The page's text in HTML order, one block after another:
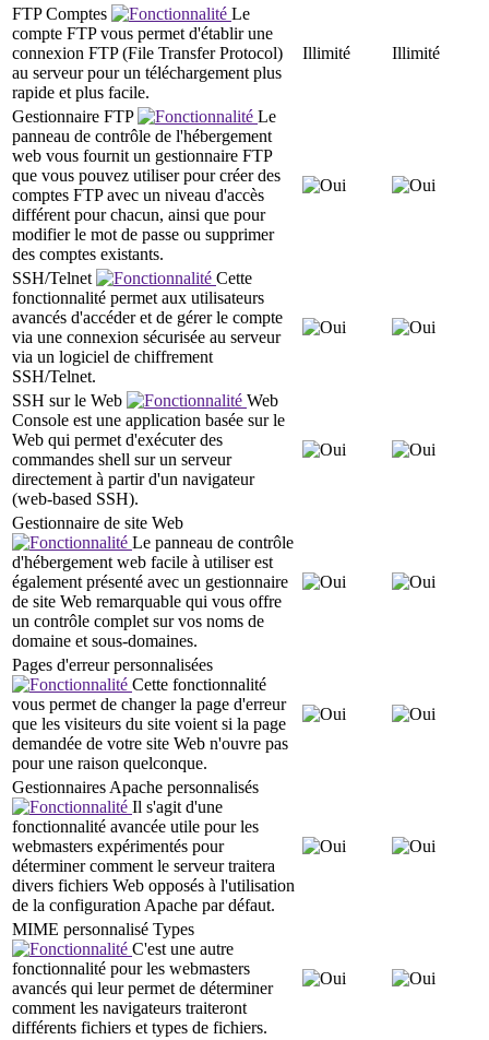
FTP Comptes
Le
compte FTP vous permet d'établir une
connexion FTP (File Transfer Protocol)
au serveur pour un téléchargement plus
rapide et plus facile.
Illimité Illimité
Gestionnaire FTP
Le
panneau de contrôle de l'hébergement
web vous fournit un gestionnaire FTP
que vous pouvez utiliser pour créer des
comptes FTP avec un niveau d'accès
différent pour chacun, ainsi que pour
modifier le mot de passe ou supprimer
des comptes existants.
SSH/Telnet
Cette
fonctionnalité permet aux utilisateurs
avancés d'accéder et de gérer le compte
via une connexion sécurisée au serveur
via un logiciel de chiffrement
SSH/Telnet.
SSH sur le Web
Web
Console est une application basée sur le
Web qui permet d'exécuter des
commandes shell sur un serveur
directement à partir d'un navigateur
(web-based SSH).
Gestionnaire de site Web
Le panneau de contrôle
d'hébergement web facile à utiliser est
également présenté avec un gestionnaire
de site Web remarquable qui vous offre
un contrôle complet sur vos noms de
domaine et sous-domaines.
Pages d'erreur personnalisées
Cette fonctionnalité
vous permet de changer la page d'erreur
que les visiteurs du site voient si la page
demandée de votre site Web n'ouvre pas
pour une raison quelconque.
Gestionnaires Apache personnalisés
Il s'agit d'une
fonctionnalité avancée utile pour les
webmasters expérimentés pour
déterminer comment le serveur traitera
divers fichiers Web opposés à l'utilisation
de la configuration Apache par défaut.
MIME personnalisé Types
C'est une autre
fonctionnalité pour les webmasters
avancés qui leur permet de déterminer
comment les navigateurs traiteront
différents fichiers et types de fichiers.